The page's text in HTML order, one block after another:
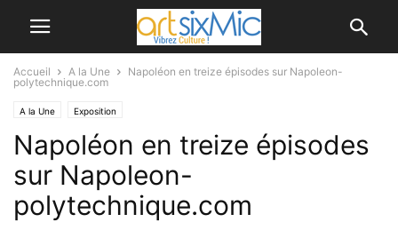
Accueil A la Une
Napoléon en treize épisodes sur Napoleon-
polytechnique.com
A la Une Exposition
Napoléon en treize épisodes
sur Napoleon-
polytechnique.com